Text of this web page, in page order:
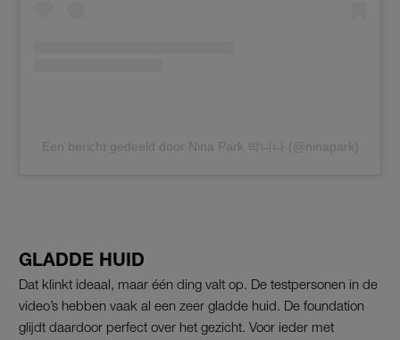
Een bericht gedeeld door Nina Park 박니나 (@ninapark)
GLADDE HUID
Dat klinkt ideaal, maar één ding valt op. De testpersonen in de
video’s hebben vaak al een zeer gladde huid. De foundation
glijdt daardoor perfect over het gezicht. Voor ieder met